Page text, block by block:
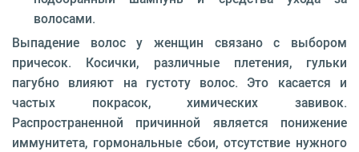
волосами.
Выпадение волос у женщин связано с выбором
причесок. Косички, различные плетения, гульки
пагубно влияют на густоту волос. Это касается и
частых покрасок, химических завивок.
Распространенной причинной является понижение
иммунитета, гормональные сбои, отсутствие нужного